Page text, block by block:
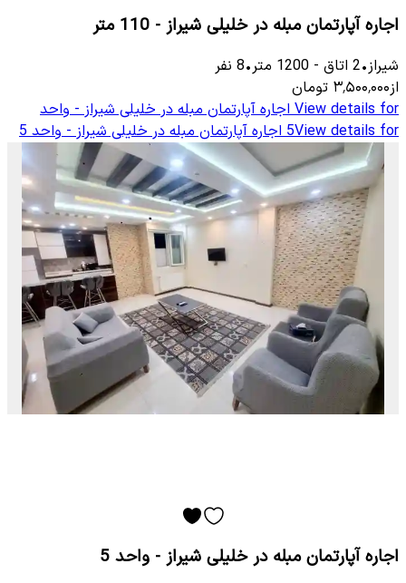
اجاره آپارتمان مبله در خلیلی شیراز - 110 متر
شیراز•
2 اتاق -
1200 متر•
8 نفر
از۳٬۵۰۰٬۰۰۰ تومان
View details for اجاره آپارتمان مبله در خلیلی شیراز - واحد
5View details for اجاره آپارتمان مبله در خلیلی شیراز - واحد 5
اجاره آپارتمان مبله در خلیلی شیراز - واحد 5